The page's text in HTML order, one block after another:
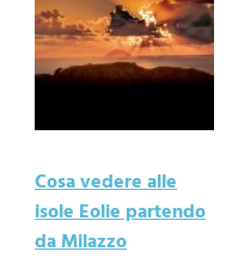
Cosa vedere alle
isole Eolie partendo
da Milazzo